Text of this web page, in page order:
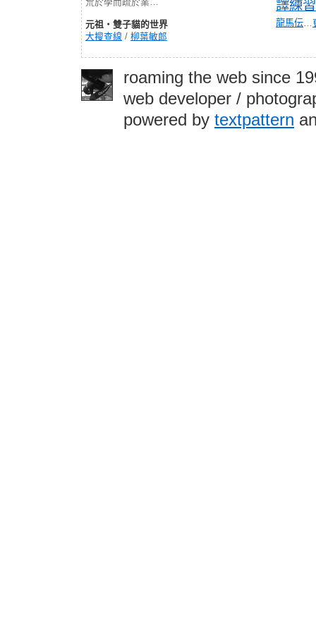
元祖‧雙子貓的世界
大搜查線 / 柳葉敏郎
譯練習
龍馬伝…
roaming the web since
web developer /
powered by textpattern